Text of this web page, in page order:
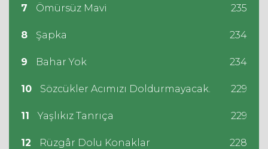
7 Ömürsüz Mavi 235
8 Şapka 234
9 Bahar Yok 234
10 Sözcükler Acımızı Doldurmayacak. 229
11 Yaşlıkız Tanrıça 229
12 Rüzgâr Dolu Konaklar 228